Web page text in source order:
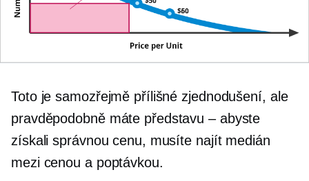
Toto je samozřejmě přílišné zjednodušení, ale
pravděpodobně máte představu – abyste
získali správnou cenu, musíte najít medián
mezi cenou a poptávkou.